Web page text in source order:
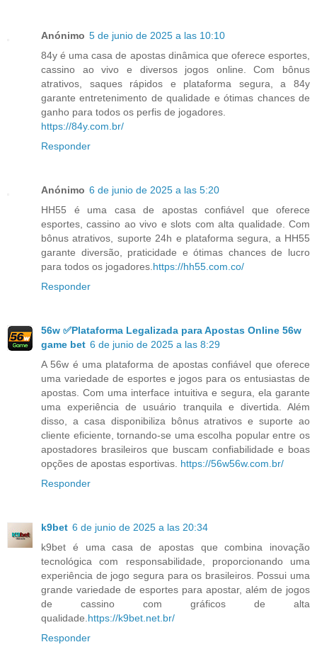
Anónimo 5 de junio de 2025 a las 10:10
84y é uma casa de apostas dinâmica que oferece esportes,
cassino ao vivo e diversos jogos online. Com bônus
atrativos, saques rápidos e plataforma segura, a 84y
garante entretenimento de qualidade e ótimas chances de
ganho para todos os perfis de jogadores.
https://84y.com.br/
Responder
Anónimo 6 de junio de 2025 a las 5:20
HH55 é uma casa de apostas confiável que oferece
esportes, cassino ao vivo e slots com alta qualidade. Com
bônus atrativos, suporte 24h e plataforma segura, a HH55
garante diversão, praticidade e ótimas chances de lucro
para todos os jogadores.https://hh55.com.co/
Responder
56w ✅Plataforma Legalizada para Apostas Online 56w
game bet 6 de junio de 2025 a las 8:29
A 56w é uma plataforma de apostas confiável que oferece
uma variedade de esportes e jogos para os entusiastas de
apostas. Com uma interface intuitiva e segura, ela garante
uma experiência de usuário tranquila e divertida. Além
disso, a casa disponibiliza bônus atrativos e suporte ao
cliente eficiente, tornando-se uma escolha popular entre os
apostadores brasileiros que buscam confiabilidade e boas
opções de apostas esportivas. https://56w56w.com.br/
Responder
k9bet 6 de junio de 2025 a las 20:34
k9bet é uma casa de apostas que combina inovação
tecnológica com responsabilidade, proporcionando uma
experiência de jogo segura para os brasileiros. Possui uma
grande variedade de esportes para apostar, além de jogos
de cassino com gráficos de alta
qualidade. https://k9bet.net.br/
Responder